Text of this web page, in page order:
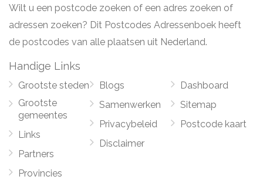
Wilt u een postcode zoeken of een adres zoeken of
adressen zoeken? Dit Postcodes Adressenboek heeft
de postcodes van alle plaatsen uit Nederland.
Handige Links
Grootste steden
Grootste
gemeentes
Links
Partners
Provincies
Blogs
Samenwerken
Privacybeleid
Disclaimer
Dashboard
Sitemap
Postcode kaart